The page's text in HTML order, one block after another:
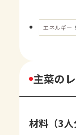
エネルギー
主菜の
材料（3人